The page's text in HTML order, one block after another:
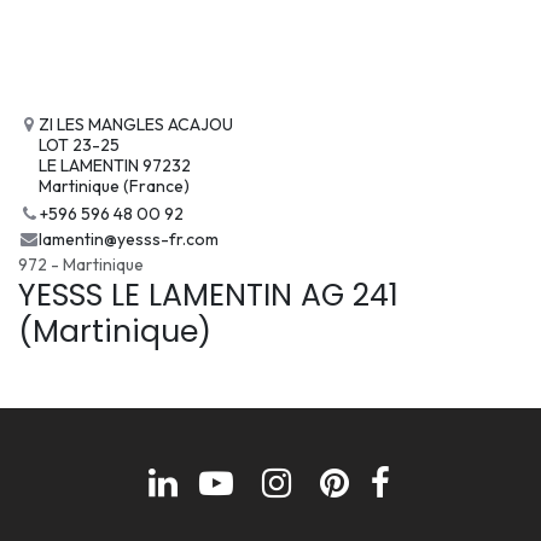
ZI LES MANGLES ACAJOU
LOT 23-25
LE LAMENTIN 97232
Martinique (France)
+596 596 48 00 92
lamentin@yesss-fr.com
972 - Martinique
YESSS LE LAMENTIN AG 241
(Martinique)